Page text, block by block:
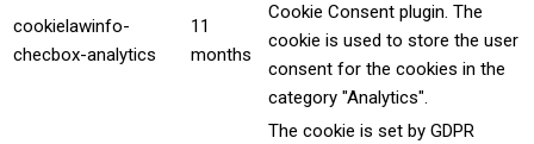
cookielawinfo-
checbox-analytics
11
months
Cookie Consent plugin. The
cookie is used to store the user
consent for the cookies in the
category "Analytics".
The cookie is set by GDPR